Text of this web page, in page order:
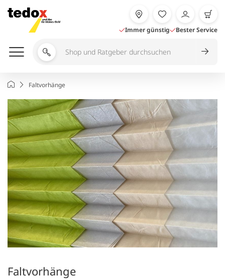
Inhalt
springen
Immer günstig Bester Service
Shop
durchsuchen
StartseiteFaltvorhänge
Faltvorhänge